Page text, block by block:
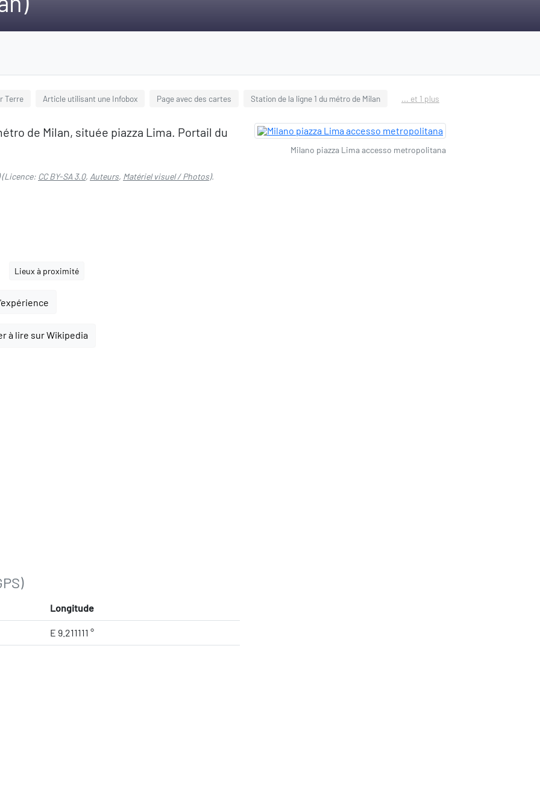
Terre Article utilisant une Infobox Page avec des cartes Station de la ligne 1 du métro de Milan ... et 1 plus
de Milan, située piazza Lima. Portail du
(Licence: CC BY-SA 3.0, Auteurs, Matériel visuel / Photos).
Lieux à proximité
à lire sur Wikipedia
Longitude
E 9.211111 °
Milano piazza Lima accesso metropolitana